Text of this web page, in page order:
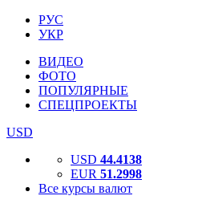
РУС
УКР
ВИДЕО
ФОТО
ПОПУЛЯРНЫЕ
СПЕЦПРОЕКТЫ
USD
USD 44.4138
EUR 51.2998
Все курсы валют